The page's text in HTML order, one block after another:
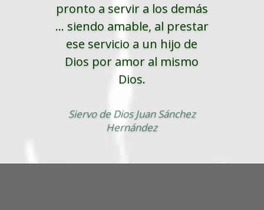
pronto a servir a los demás
... siendo amable, al prestar
ese servicio a un hijo de
Dios por amor al mismo
Dios.
Siervo de Dios Juan Sánchez
Hernández